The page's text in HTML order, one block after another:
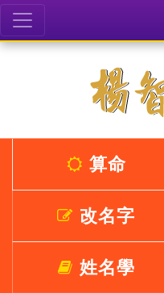
算命
改名字
姓名學